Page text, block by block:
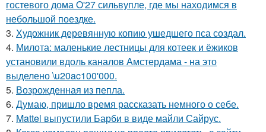
гостевого дома O'27 сильвупле, где мы находимся в
небольшой поездке.
3. Художник деревянную копию ушедшего пса создал.
4. Милота: маленькие лестницы для котеек и ёжиков
установили вдоль каналов Амстердама - на это
выделено \u20ac100'000.
5. Возрожденная из пепла.
6. Думаю, пришло время рассказать немного о себе.
7. Mattel выпустили Барби в виде майли Сайрус.